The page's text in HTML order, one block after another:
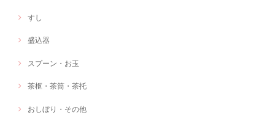
すし
盛込器
スプーン・お玉
茶枢・茶筒・茶托
おしぼり・その他